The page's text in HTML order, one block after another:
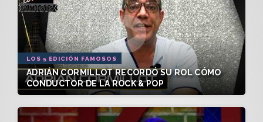
LOS 5 EDICIÓN FAMOSOS
ADRIÁN CORMILLOT RECORDÓ SU ROL CÓMO
CONDUCTOR DE LA ROCK & POP